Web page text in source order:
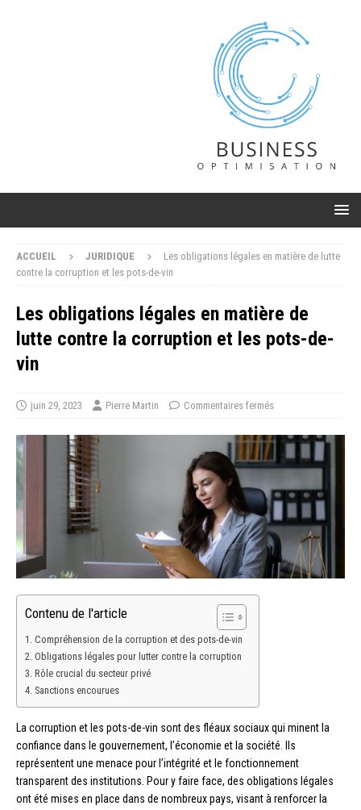
ACCUEIL JURIDIQUE
Les obligations légales en matière de lutte
contre la corruption et les pots-de-vin
Les obligations légales en matière de
lutte contre la corruption et les pots-de-
vin
juin 29, 2023 Pierre Martin Commentaires fermés
Contenu de l'article
Compréhension de la corruption et des pots-de-vin
Obligations légales pour lutter contre la corruption
Rôle crucial du secteur privé
Sanctions encourues
La corruption et les pots-de-vin sont des fléaux sociaux qui minent la
confiance dans le gouvernement, l’économie et la société. Ils
représentent une menace pour l’intégrité et le fonctionnement
transparent des institutions. Pour y faire face, des obligations légales
ont été mises en place dans de nombreux pays, visant à renforcer la